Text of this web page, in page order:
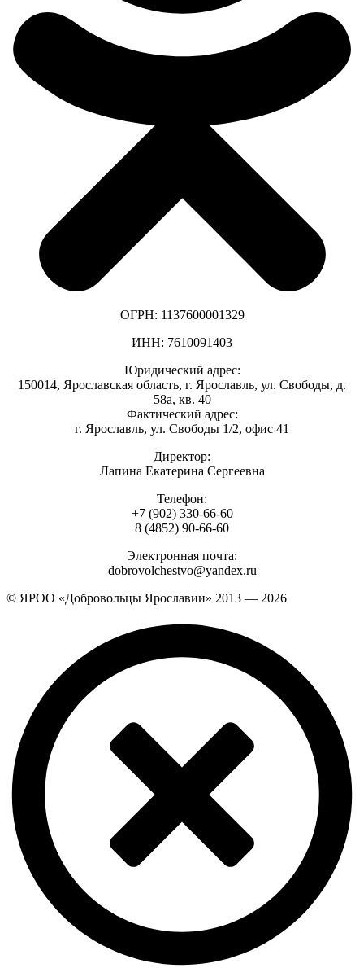
ОГРН: 1137600001329
ИНН: 7610091403
Юридический адрес:
150014, Ярославская область, г. Ярославль, ул. Свободы, д.
58а, кв. 40
Фактический адрес:
г. Ярославль, ул. Свободы 1/2, офис 41
Директор:
Лапина Екатерина Сергеевна
Телефон:
+7 (902) 330-66-60
8 (4852) 90-66-60
Электронная почта:
dobrovolchestvo@yandex.ru
© ЯРОО «Добровольцы Ярославии» 2013 — 2026